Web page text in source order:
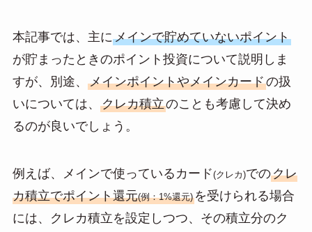
本記事では、主にメインで貯めていないポイント
が貯まったときのポイント投資について説明しま
すが、別途、 メインポイントやメインカードの扱
いについては、 クレカ積立のことも考慮して決め
るのが良いでしょう。
例えば、メインで使っているカード(クレカ)でのクレ
カ積立でポイント還元(例：1%還元)を受けられる場合
には、クレカ積立を設定しつつ、その積立分のク